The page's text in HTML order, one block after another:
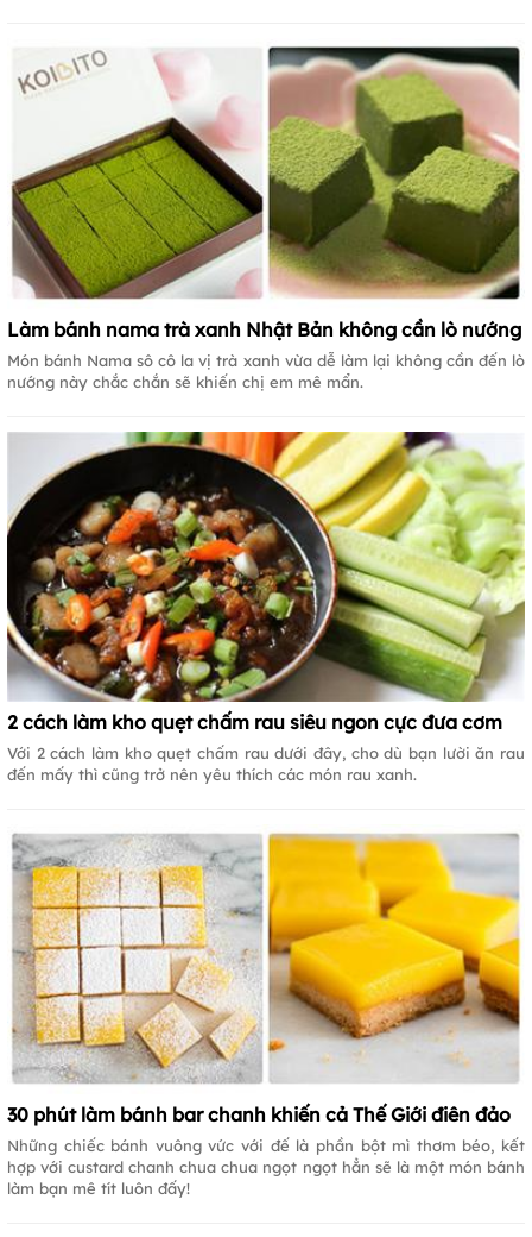
Làm bánh nama trà xanh Nhật Bản không cần lò nướng
Món bánh Nama sô cô la vị trà xanh vừa dễ làm lại không cần đến lò
nướng này chắc chắn sẽ khiến chị em mê mẩn.
2 cách làm kho quẹt chấm rau siêu ngon cực đưa cơm
Với 2 cách làm kho quẹt chấm rau dưới đây, cho dù bạn lười ăn rau
đến mấy thì cũng trở nên yêu thích các món rau xanh.
30 phút làm bánh bar chanh khiến cả Thế Giới điên đảo
Những chiếc bánh vuông vức với đế là phần bột mì thơm béo, kết
hợp với custard chanh chua chua ngọt ngọt hẳn sẽ là một món bánh
làm bạn mê tít luôn đấy!